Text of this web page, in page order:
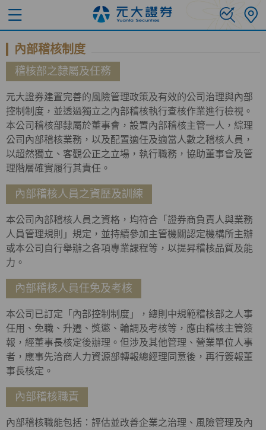
內部稽核制度
稽核部之隸屬及任務
元大證券建置完善的風險管理政策及有效的公司治理與內部
控制制度，並透過獨立之內部稽核執行查核作業進行檢視。
本公司稽核部隸屬於董事會，設置內部稽核主管一人，綜理
公司內部稽核業務，以及配置適任及適當人數之稽核人員，
以超然獨立、客觀公正之立場，執行職務，協助董事會及管
理階層確實履行其責任。
內部稽核人員之資歷及訓練
本公司內部稽核人員之資格，均符合「證券商負責人與業務
人員管理規則」規定，並持續參加主管機關認定機構所主辦
或本公司自行舉辦之各項專業課程等，以提昇稽核品質及能
力。
內部稽核人員任免及考核
本公司已訂定「內部控制制度」，總則中規範稽核部之人事
任用、免職、升遷、獎懲、輪調及考核等，應由稽核主管簽
報，經董事長核定後辦理。但涉及其他管理、營業單位人事
者，應事先洽商人力資源部轉報總經理同意後，再行簽報董
事長核定。
內部稽核職責
內部稽核職能包括：評估並改善企業之治理、風險管理及內